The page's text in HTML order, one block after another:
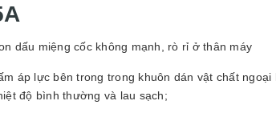
dấu miệng cốc không mạnh, rò rỉ ở thân máy
áp lực bên trong trong khuôn dán vật chất
độ bình thường và lau sạch;